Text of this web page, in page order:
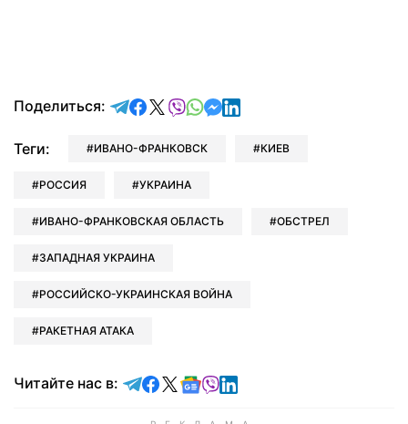
Поделиться: отправить в Telegram
поделиться в Facebook
поделиться в X
отправить в Viber
отправить в Whatsapp
отправить в Messenger
отправить в LinkedIn
Теги: ИВАНО-ФРАНКОВСК КИЕВ
РОССИЯ УКРАИНА
ИВАНО-ФРАНКОВСКАЯ ОБЛАСТЬ ОБСТРЕЛ
ЗАПАДНАЯ УКРАИНА
РОССИЙСКО-УКРАИНСКАЯ ВОЙНА
РАКЕТНАЯ АТАКА
Читайте нас в: Читайте в Telegram
Читайте в Facebook
Читайте в X
Читайте в Google news
Читайте в Viber
Читайте в LinkedIn